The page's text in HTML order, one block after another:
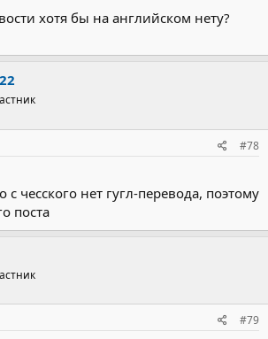
хотя бы на английском нету?
#78
с чесского нет гугл-перевода, поэтому
поста
#79